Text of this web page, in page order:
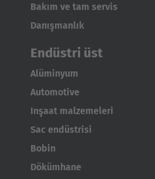
Australia
English
Japan
Japanese
Türkiye
Türkçe
Bakım ve tam servis
Danışmanlık
Endüstri üst
Alüminyum
Automotive
Inşaat malzemeleri
Sac endüstrisi
Bobin
Dökümhane